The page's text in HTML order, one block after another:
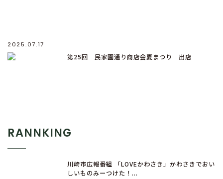
2025.07.17
第25回 民家園通り商店会夏まつり 出店
RANNKING
川崎市広報番組 「LOVEかわさき」かわさきでおい
しいものみーつけた！...